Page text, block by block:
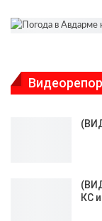
КС